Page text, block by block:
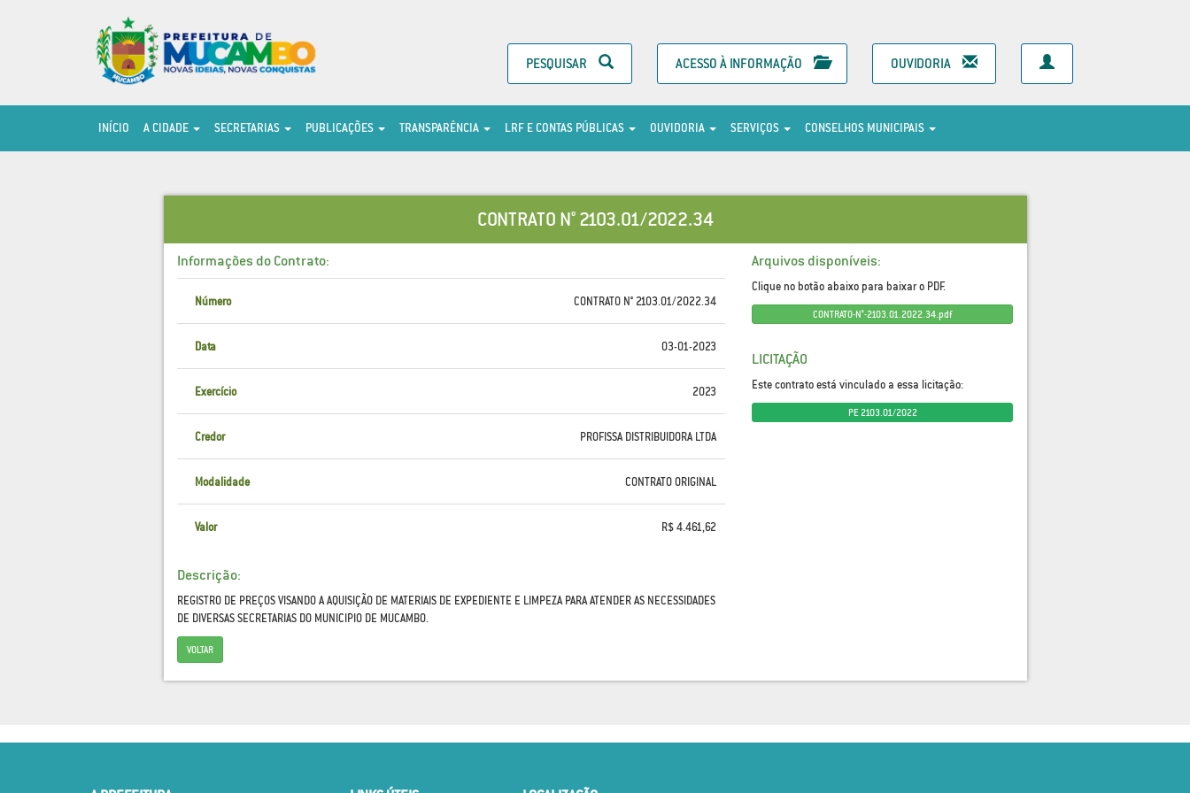
PESQUISAR ACESSO À INFORMAÇÃO OUVIDORIA
INÍCIO A CIDADE SECRETARIAS PUBLICAÇÕES TRANSPARÊNCIA LRF E CONTAS PÚBLICAS OUVIDORIA SERVIÇOS CONSELHOS MUNICIPAIS
CONTRATO N° 2103.01/2022.34
Informações do Contrato:
Número CONTRATO N° 2103.01/2022.34
Data 03-01-2023
Exercício 2023
Credor PROFISSA DISTRIBUIDORA LTDA
Modalidade CONTRATO ORIGINAL
Valor R$ 4.461,62
Descrição:
REGISTRO DE PREÇOS VISANDO A AQUISIÇÃO DE MATERIAIS DE EXPEDIENTE E LIMPEZA PARA ATENDER AS NECESSIDADES
DE DIVERSAS SECRETARIAS DO MUNICIPIO DE MUCAMBO.
VOLTAR
Arquivos disponíveis:
Clique no botão abaixo para baixar o PDF.
CONTRATO-N°-2103.01.2022.34.pdf
LICITAÇÃO
Este contrato está vinculado a essa licitação:
PE 2103.01/2022